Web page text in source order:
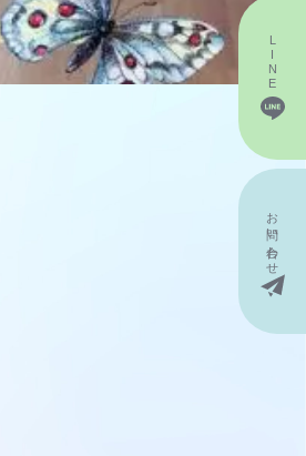
LINE
お問い
合わせ